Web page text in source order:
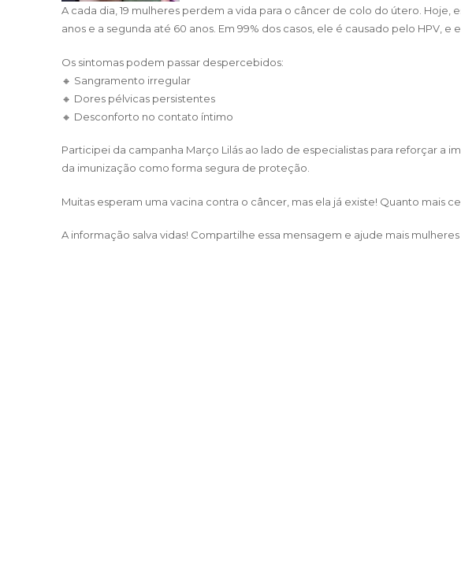
A cada dia, 19 mulheres perdem a vida para o câncer de colo do útero. Hoje,
anos e a segunda até 60 anos. Em 99% dos casos, ele é causado pelo HPV, e
Os sintomas podem passar despercebidos:
🔸 Sangramento irregular
🔸 Dores pélvicas persistentes
🔸 Desconforto no contato íntimo
Participei da campanha Março Lilás ao lado de especialistas para reforçar a
da imunização como forma segura de proteção.
Muitas esperam uma vacina contra o câncer, mas ela já existe! Quanto mais
A informação salva vidas! Compartilhe essa mensagem e ajude mais